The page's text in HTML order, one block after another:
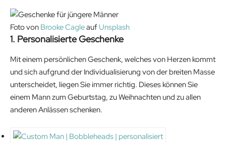
Foto von Brooke Cagleauf Unsplash
1. Personalisierte Geschenke
Mit einem persönlichen Geschenk, welches von Herzen kommt
und sich aufgrund der Individualisierung von der breiten Masse
unterscheidet, liegen Sie immer richtig. Dieses können Sie
einem Mann zum Geburtstag, zu Weihnachten und zu allen
anderen Anlässen schenken.